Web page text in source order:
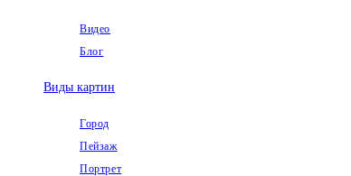
Видео
Блог
Виды картин
Город
Пейзаж
Портрет